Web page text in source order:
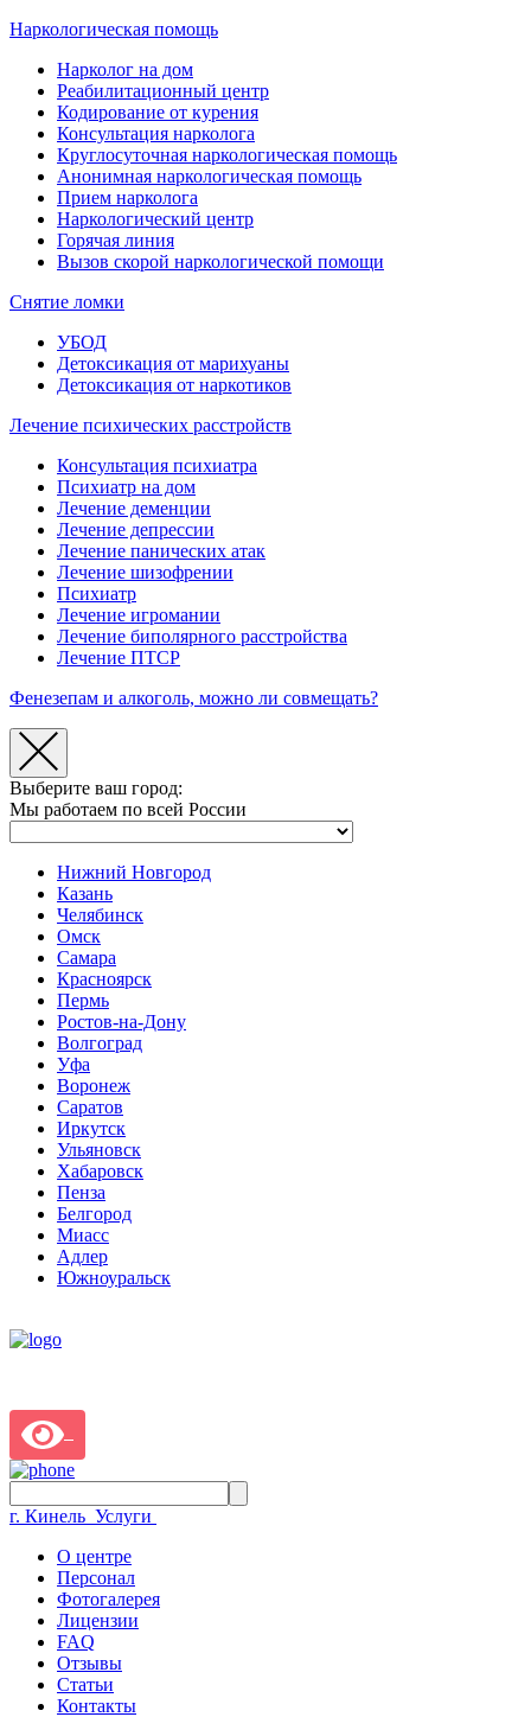
Наркологическая помощь
Нарколог на дом
Реабилитационный центр
Кодирование от курения
Консультация нарколога
Круглосуточная наркологическая помощь
Анонимная наркологическая помощь
Прием нарколога
Наркологический центр
Горячая линия
Вызов скорой наркологической помощи
Снятие ломки
УБОД
Детоксикация от марихуаны
Детоксикация от наркотиков
Лечение психических расстройств
Консультация психиатра
Психиатр на дом
Лечение деменции
Лечение депрессии
Лечение панических атак
Лечение шизофрении
Психиатр
Лечение игромании
Лечение биполярного расстройства
Лечение ПТСР
Фенезепам и алкоголь, можно ли совмещать?
Выберите ваш город:
Мы работаем по всей России
Нижний Новгород
Казань
Челябинск
Омск
Самара
Красноярск
Пермь
Ростов-на-Дону
Волгоград
Уфа
Воронеж
Саратов
Иркутск
Ульяновск
Хабаровск
Пенза
Белгород
Миасс
Адлер
Южноуральск
г. Кинель Услуги
О центре
Персонал
Фотогалерея
Лицензии
FAQ
Отзывы
Статьи
Контакты